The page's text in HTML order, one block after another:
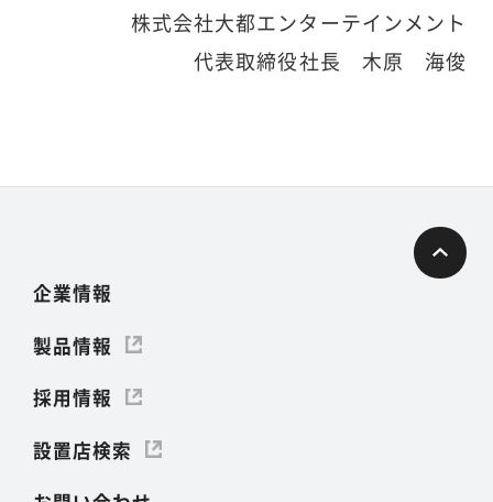
株式会社大都エンターテインメント
代表取締役社長 木原 海俊
企業情報
製品情報
採用情報
設置店検索